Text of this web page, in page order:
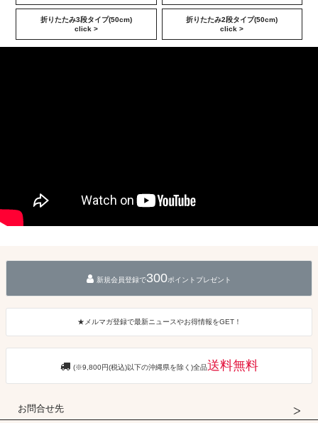
折りたたみ3段タイプ(50cm)
click >
折りたたみ2段タイプ(50cm)
click >
新規会員登録で300ポイントプレゼント
★メルマガ登録で最新ニュースやお得情報をGET！
(※9,800円(税込)以下の沖縄県を除く)全品送料無料
お問合せ先